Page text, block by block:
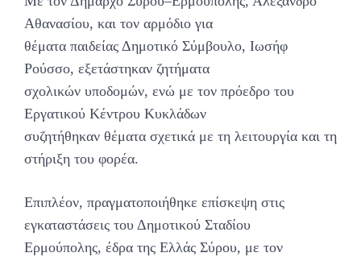
Αθανασίου, και τον αρμόδιο για
θέματα παιδείας Δημοτικό Σύμβουλο, Ιωσήφ
Ρούσσο, εξετάστηκαν ζητήματα
σχολικών υποδομών, ενώ με τον πρόεδρο του
Εργατικού Κέντρου Κυκλάδων
συζητήθηκαν θέματα σχετικά με τη λειτουργία και τη
στήριξη του φορέα.
Επιπλέον, πραγματοποιήθηκε επίσκεψη στις
εγκαταστάσεις του Δημοτικού Σταδίου
Ερμούπολης, έδρα της Ελλάς Σύρου, με τον